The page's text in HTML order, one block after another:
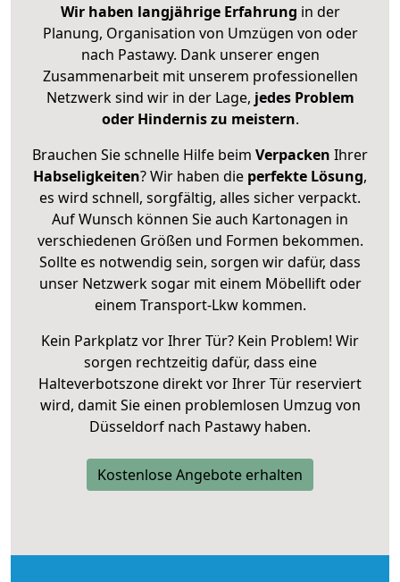
Wir haben langjährige Erfahrung in der
Planung, Organisation von Umzügen von oder
nach Pastawy. Dank unserer engen
Zusammenarbeit mit unserem professionellen
Netzwerk sind wir in der Lage, jedes Problem
oder Hindernis zu meistern.
Brauchen Sie schnelle Hilfe beim Verpacken Ihrer
Habseligkeiten? Wir haben die perfekte Lösung,
es wird schnell, sorgfältig, alles sicher verpackt.
Auf Wunsch können Sie auch Kartonagen in
verschiedenen Größen und Formen bekommen.
Sollte es notwendig sein, sorgen wir dafür, dass
unser Netzwerk sogar mit einem Möbellift oder
einem Transport-Lkw kommen.
Kein Parkplatz vor Ihrer Tür? Kein Problem! Wir
sorgen rechtzeitig dafür, dass eine
Halteverbotszone direkt vor Ihrer Tür reserviert
wird, damit Sie einen problemlosen Umzug von
Düsseldorf nach Pastawy haben.
Kostenlose Angebote erhalten